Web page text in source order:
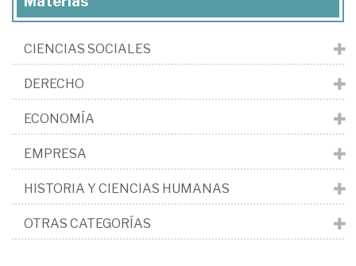
CIENCIAS SOCIALES
DERECHO
ECONOMÍA
EMPRESA
HISTORIA Y CIENCIAS HUMANAS
OTRAS CATEGORÍAS